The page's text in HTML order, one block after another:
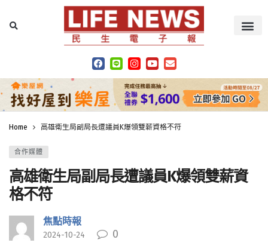
Home 高雄衛生局副局長遭議員K爆領雙薪資格不符
合作媒體
高雄衛生局副局長遭議員K爆領雙薪資
格不符
焦點時報
2024-10-24 0